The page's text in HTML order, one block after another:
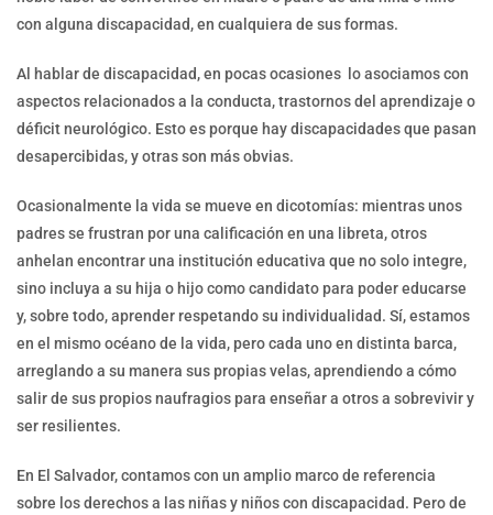
con alguna discapacidad, en cualquiera de sus formas.
Al hablar de discapacidad, en pocas ocasiones lo asociamos con
aspectos relacionados a la conducta, trastornos del aprendizaje o
déficit neurológico. Esto es porque hay discapacidades que pasan
desapercibidas, y otras son más obvias.
Ocasionalmente la vida se mueve en dicotomías: mientras unos
padres se frustran por una calificación en una libreta, otros
anhelan encontrar una institución educativa que no solo integre,
sino incluya a su hija o hijo como candidato para poder educarse
y, sobre todo, aprender respetando su individualidad. Sí, estamos
en el mismo océano de la vida, pero cada uno en distinta barca,
arreglando a su manera sus propias velas, aprendiendo a cómo
salir de sus propios naufragios para enseñar a otros a sobrevivir y
ser resilientes.
En El Salvador, contamos con un amplio marco de referencia
sobre los derechos a las niñas y niños con discapacidad. Pero de